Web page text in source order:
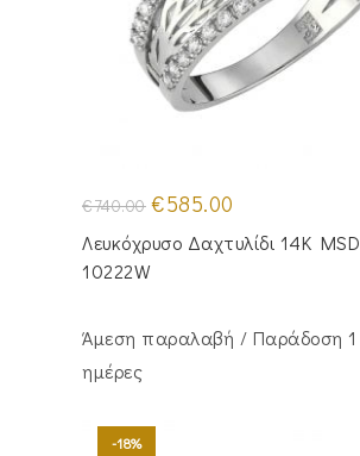
€740.00 Original
price
€740.00.
€585.00
τιμή
είναι:
Λευκόχρυσο Δαχτυλίδι 14K
10222W
Άμεση παραλαβή / Παράδoση
ημέρες
-18%